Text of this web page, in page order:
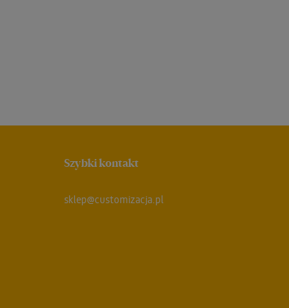
Szybki kontakt
sklep@customizacja.pl